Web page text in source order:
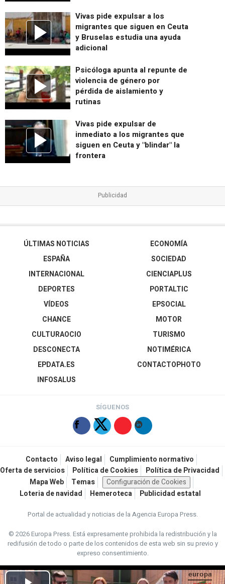
Vivas pide expulsar a los
migrantes que siguen en Ceuta
y Bruselas estudia una ayuda
adicional
Psicóloga apunta al repunte de
violencia de género por
pérdida de aislamiento y
rutinas
Vivas pide expulsar de
inmediato a los migrantes que
siguen en Ceuta y "blindar" la
frontera
ÚLTIMAS NOTICIAS
ESPAÑA
INTERNACIONAL
DEPORTES
VÍDEOS
ECONOMÍA
SOCIEDAD
CIENCIAPLUS
PORTALTIC
EPSOCIAL
CHANCE
CULTURAOCIO
DESCONECTA
EPDATA.ES
INFOSALUS
MOTOR
TURISMO
NOTIMÉRICA
CONTACTOPHOTO
SÍGUENOS
Contacto Aviso legal
Cumplimiento normativo
Oferta de servicios
Política de Cookies
Política de Privacidad
Mapa Web
Temas
Configuración de Cookies
Loteria de navidad
Hemeroteca Publicidad estatal
Portal de actualidad y noticias de la Agencia Europa Press.
© 2026 Europa Press.Está expresamente prohibida la redistribución y la
redifusión de todo o parte de los contenidos de esta web sin su previo y
expreso consentimiento.